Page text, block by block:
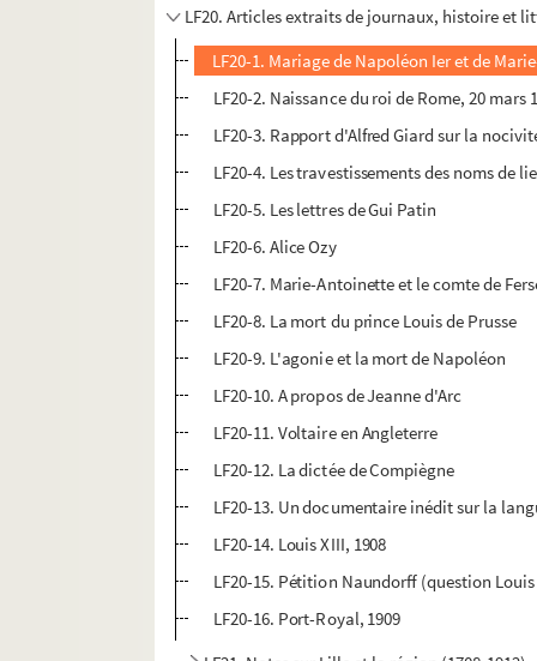
LF20. Articles extraits de journaux, histoire et
LF20-1. Mariage de Napoléon Ier et de
LF20-2. Naissance du roi de Rome, 20 mars
LF20-3. Rapport d'Alfred Giard sur la
LF20-4. Les travestissements des noms de
LF20-5. Les lettres de Gui Patin
LF20-6. Alice Ozy
LF20-7. Marie-Antoinette et le comte de
LF20-8. La mort du prince Louis de Prusse
LF20-9. L'agonie et la mort de Napoléon
LF20-10. A propos de Jeanne d'Arc
LF20-11. Voltaire en Angleterre
LF20-12. La dictée de Compiègne
LF20-13. Un documentaire inédit sur la
LF20-14. Louis XIII, 1908
LF20-15. Pétition Naundorff (question Louis
LF20-16. Port-Royal, 1909